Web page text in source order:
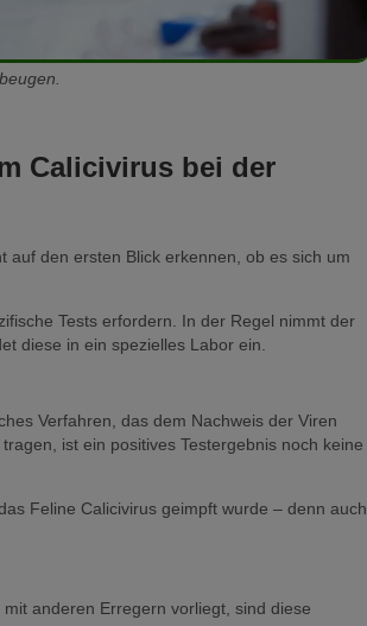
Calicivirus bei der
auf den ersten Blick erkennen, ob es sich um
Tests erfordern. In der Regel nimmt der
diese in ein spezielles Labor ein.
Verfahren, das dem Nachweis der Viren
ist ein positives Testergebnis noch keine
Feline Calicivirus geimpft wurde – denn auch
anderen Erregern vorliegt, sind diese